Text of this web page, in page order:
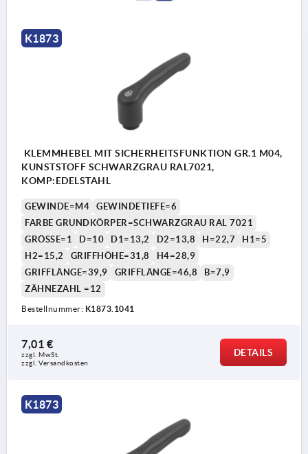
K1873
KLEMMHEBEL MIT SICHERHEITSFUNKTION GR.1 M04,
KUNSTSTOFF SCHWARZGRAU RAL7021,
KOMP:EDELSTAHL
GEWINDE=M4
GEWINDETIEFE=6
FARBE GRUNDKÖRPER=SCHWARZGRAU RAL 7021
GRÖSSE=1
D=10 D1=13,2 D2=13,8 H=22,7
H1=5
H2=15,2
GRIFFHÖHE=31,8
H4=28,9
GRIFFLÄNGE=39,9
GRIFFLÄNGE=46,8
B=7,9
ZÄHNEZAHL =12
Bestellnummer: K1873.1041
7,01 €
zzgl. MwSt.
zzgl. Versandkosten
DETAILS
K1873